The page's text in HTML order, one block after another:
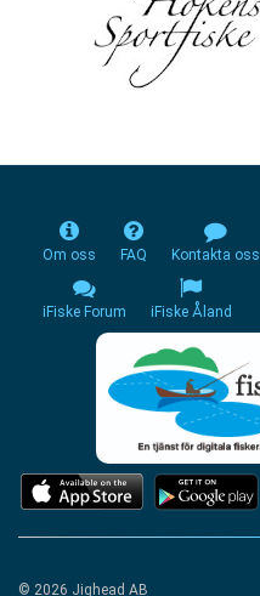
Om oss FAQ Kontakta oss
iFiske Forum iFiske Åland
© 2026 Jighead AB